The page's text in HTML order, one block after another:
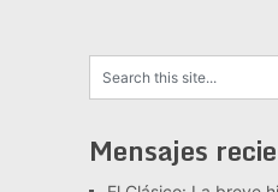
Mensajes